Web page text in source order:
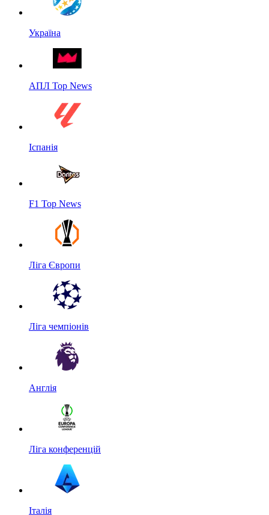
Україна
АПЛ Top News
Іспанія
F1 Top News
Ліга Європи
Ліга чемпіонів
Англія
Ліга конференцій
Італія